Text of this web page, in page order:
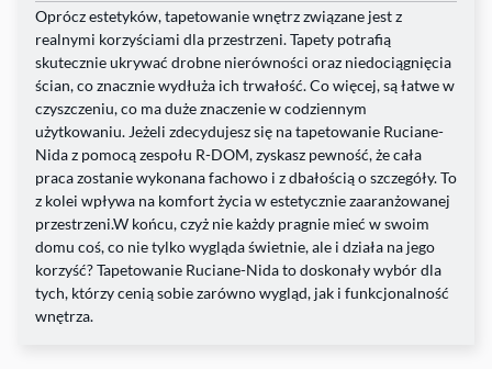
Oprócz estetyków, tapetowanie wnętrz związane jest z
realnymi korzyściami dla przestrzeni. Tapety potrafią
skutecznie ukrywać drobne nierówności oraz niedociągnięcia
ścian, co znacznie wydłuża ich trwałość. Co więcej, są łatwe w
czyszczeniu, co ma duże znaczenie w codziennym
użytkowaniu. Jeżeli zdecydujesz się na tapetowanie Ruciane-
Nida z pomocą zespołu R-DOM, zyskasz pewność, że cała
praca zostanie wykonana fachowo i z dbałością o szczegóły. To
z kolei wpływa na komfort życia w estetycznie zaaranżowanej
przestrzeni.W końcu, czyż nie każdy pragnie mieć w swoim
domu coś, co nie tylko wygląda świetnie, ale i działa na jego
korzyść? Tapetowanie Ruciane-Nida to doskonały wybór dla
tych, którzy cenią sobie zarówno wygląd, jak i funkcjonalność
wnętrza.